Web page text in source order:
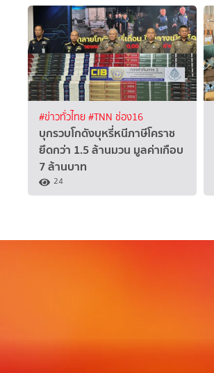
#ข่าวทั่วไทย#TNN ช่อง16
บุกรวบโกดังบุหรี่หนีภาษีโคราช
ยึดกว่า 1.5 ล้านมวน มูลค่าเกือบ
7 ล้านบาท
24